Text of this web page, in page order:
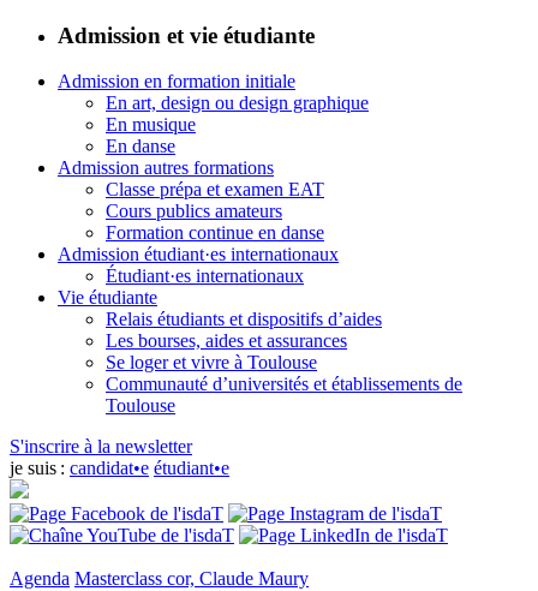
Admission et vie étudiante
Admission en formation initiale
En art, design ou design graphique
En musique
En danse
Admission autres formations
Classe prépa et examen EAT
Cours publics amateurs
Formation continue en danse
Admission étudiant·es internationaux
Étudiant·es internationaux
Vie étudiante
Relais étudiants et dispositifs d’aides
Les bourses, aides et assurances
Se loger et vivre à Toulouse
Communauté d’universités et établissements de
Toulouse
S'inscrire à la newsletter
je suis : candidat•e étudiant•e
Agenda Masterclass cor, Claude Maury